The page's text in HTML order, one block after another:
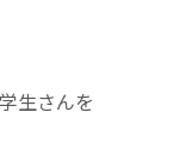
生さんを